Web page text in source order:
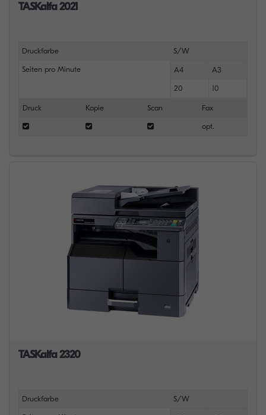
TASKalfa 2021
Druckfarbe S/W
Seiten pro Minute A4 A3
20 10
Druck Kopie Scan Fax
opt.
TASKalfa 2320
Druckfarbe S/W